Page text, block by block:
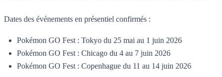
Dates des événements en présentiel confirmés :
Pokémon GO Fest : Tokyo du 25 mai au 1 juin 2026
Pokémon GO Fest : Chicago du 4 au 7 juin 2026
Pokémon GO Fest : Copenhague du 11 au 14 juin 2026